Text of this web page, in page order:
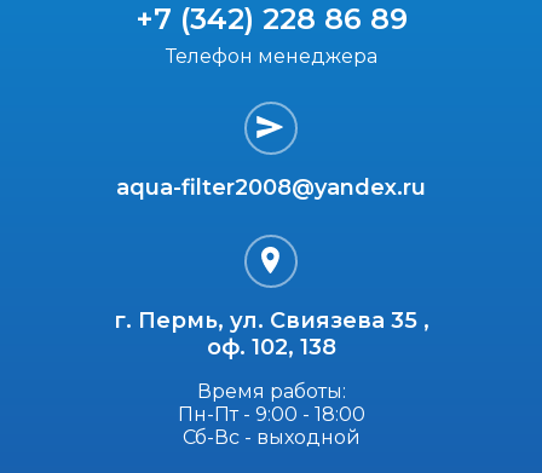
+7 (342) 228 86 89
aqua-filter2008@yandex.ru
г. Пермь, ул. Свиязева 35 ,
оф. 102, 138
Телефон менеджера
Время работы:
Пн-Пт - 9:00 - 18:00
Сб-Вс - выходной